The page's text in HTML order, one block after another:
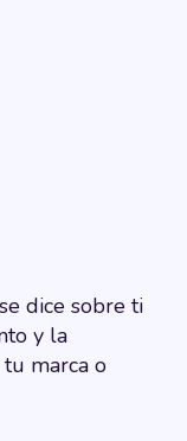
dice sobre ti
y la
marca o